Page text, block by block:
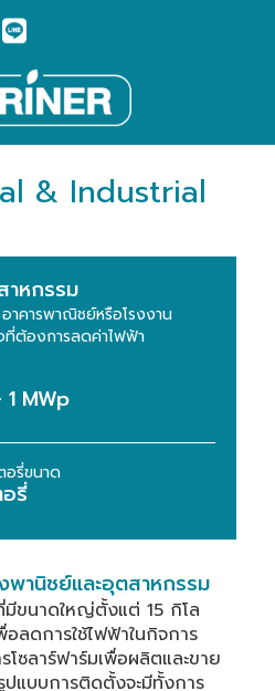
& Industrial
าหกรรม
าคารพาณิชย์หรือโรงงาน
ที่ต้องการลดค่าไฟฟ้า
MWp
อรี่ขนาด
รี่
พานิชย์และอุตสาหกรรม
ขนาดใหญ่ตั้งแต่ 15 กิโล
ลดการใช้ไฟฟ้าในกิจการ
ซลาร์ฟาร์มเพื่อผลิตและขาย
แบบการติดตั้งจะมีทั้งการ